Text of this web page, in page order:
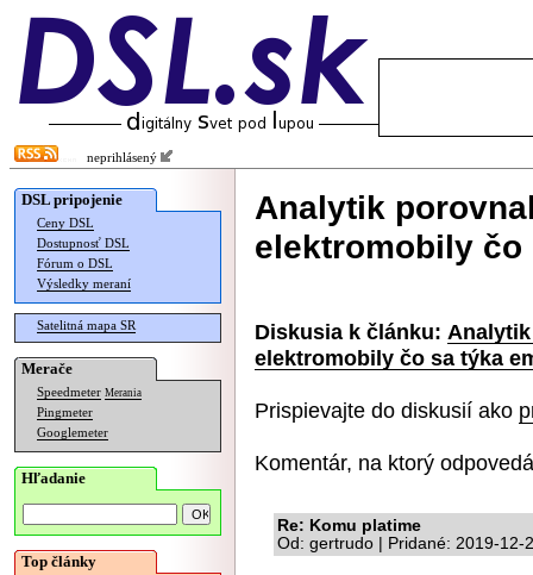
neprihlásený
DSL pripojenie
Ceny DSL
Dostupnosť DSL
Fórum o DSL
Výsledky meraní
Satelitná mapa SR
Merače
Speedmeter Merania
Pingmeter
Googlemeter
Hľadanie
Top články
Analytik
elektromobily
Diskusia k článku:
elektromobily čo sa týka
Prispievajte do diskusií ako
Komentár, na ktorý
Re: Komu platime
Od: gertrudo | Pridané: 2019-12-